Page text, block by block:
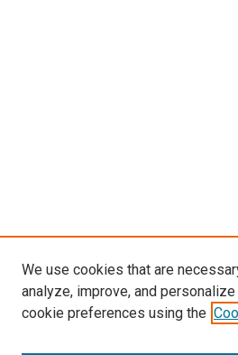
We use cookies that are
analyze, improve, and
cookie preferences using the